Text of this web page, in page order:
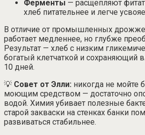
Ферменты — расщепляют
хлеб питательнее и легче
В отличие от промышленных
работает медленнее, но глубже
Результат — хлеб с низким
богатый клетчаткой и сохраняющий
10 дней.
💡 Совет от Элли: никогда не мойте
моющим средством — достаточно
водой. Химия убивает полезные
старой закваски на стенках банки
развиваться стабильнее.